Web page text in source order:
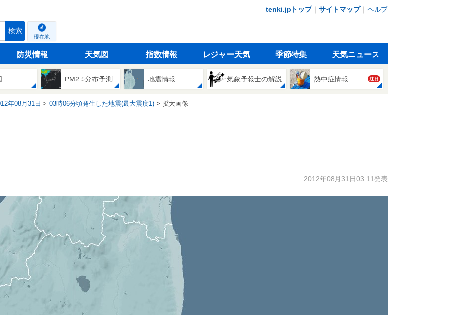
tenki.jpトップ｜ サイトマップ｜ ヘルプ
検索
現在地
防災情報 天気図 指数情報 レジャー天気 季節特集 天気ニュース
PM2.5分布予測 地震情報 気象予報士の解説 熱中症情報 注目
年08月31日 03時06分頃発生した地震(最大震度1) 拡大画像
2012年08月31日03:11発表